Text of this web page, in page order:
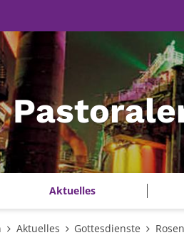
Aktuelles
Aktuelles Gottesdienste